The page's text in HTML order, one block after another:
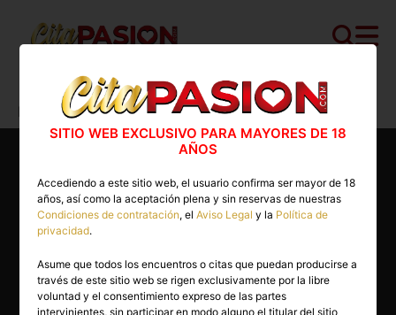
Cita PASION.COM>Escorts>Baleares>
Palma de Mallorca>Jasmin
SITIO WEB EXCLUSIVO PARA MAYORES DE 18
AÑOS
Accediendo a este sitio web, el usuario confirma ser mayor de 18
años, así como la aceptación plena y sin reservas de nuestras
Condiciones de contratación, elAviso Legal y la Política de
privacidad.
Asume que todos los encuentros o citas que puedan producirse a
través de este sitio web se rigen exclusivamente por la libre
voluntad y el consentimiento expreso de las partes
intervinientes, sin participar en modo alguno el titular del sitio